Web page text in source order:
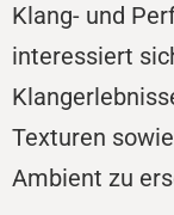
Klang- und
interessiert
Texturen
Ambient zu